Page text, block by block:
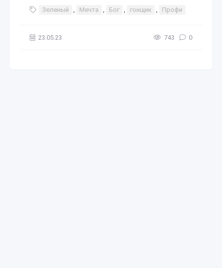
Зеленый , Мечта , Бог , гонщик , Профи
23.05.23 743 0